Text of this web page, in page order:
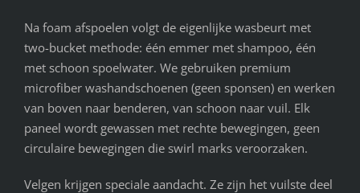
Na foam afspoelen volgt de eigenlijke wasbeurt met
two-bucket methode: één emmer met shampoo, één
met schoon spoelwater. We gebruiken premium
microfiber washandschoenen (geen sponsen) en werken
van boven naar benderen, van schoon naar vuil. Elk
paneel wordt gewassen met rechte bewegingen, geen
circulaire bewegingen die swirl marks veroorzaken.
Velgen krijgen speciale aandacht. Ze zijn het vuilste deel